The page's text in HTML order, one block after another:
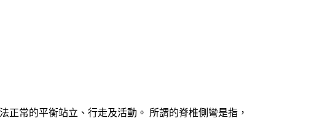
常的平衡站立、行走及活動。 所謂的脊椎側彎是指，